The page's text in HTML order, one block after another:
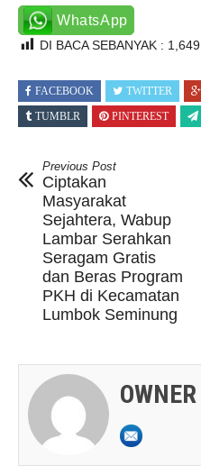
WhatsApp
DI BACA SEBANYAK : 1,649
FACEBOOK TWITTER
TUMBLR
PINTEREST
Previous Post
Ciptakan
Masyarakat
Sejahtera, Wabup
Lambar Serahkan
Seragam Gratis
dan Beras Program
PKH di Kecamatan
Lumbok Seminung
OWNER